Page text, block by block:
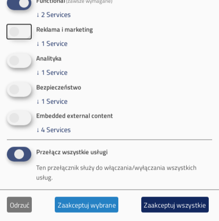
ul.
Kościuszki 1
tel.+48 32 716 53 00
mail:
(poniedziałek-piątek 7:00-15:00)
O Firmie
Władze spółki
↓ 2Services
Reklama i marketing
↓ 1 Service
Analityka
↓ 1 Service
Bezpieczeństwo
↓ 1 Service
Embedded external content
↓ 4Services
Przełącz wszystkie usługi
Ten przełącznik służy do włączania/wyłączania wszystkich
usług.
Odrzuć Zaakceptuj wybrane Zaakceptuj wszystkie